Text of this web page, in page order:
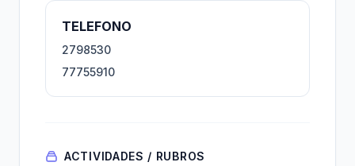
TELEFONO
2798530
77755910
ACTIVIDADES / RUBROS